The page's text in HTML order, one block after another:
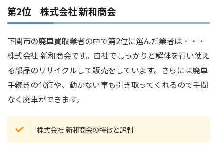
第2位 株式会社 新和商会
下関市の廃車買取業者の中で第2位に選んだ業者は・・・
株式会社 新和商会です。自社でしっかりと解体を行い使え
る部品のリサイクルして販売をしています。さらには廃車
手続きの代行や、動かない車も引き取ってくれるので手間
なく廃車ができます。
株式会社 新和商会の特徴と評判